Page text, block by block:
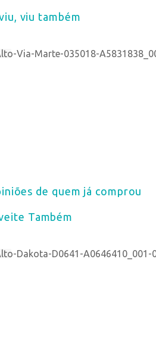
viu também
de quem já comprou
Também